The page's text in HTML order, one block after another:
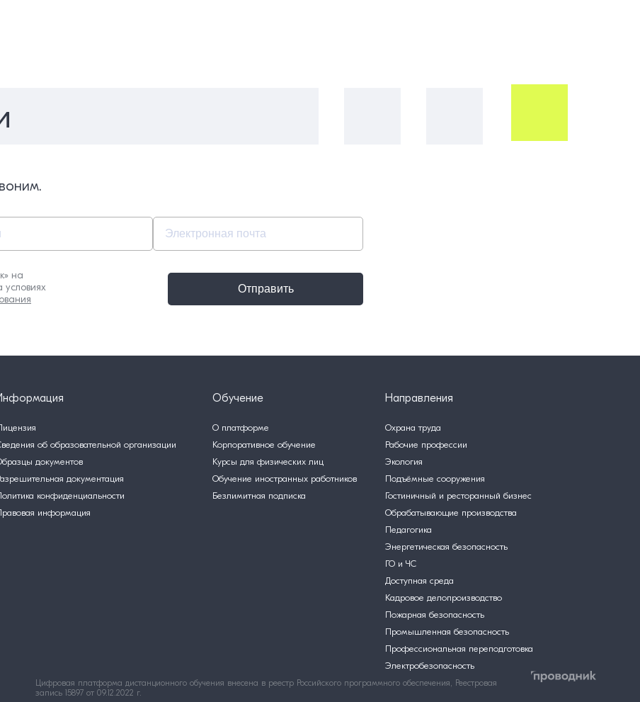
на
Отправить
об образовательной организации
документов
документация
конфиденциальности
информация
Обучение
О платформе
Корпоративное обучение
Курсы для физических лиц
Обучение иностранных работников
Безлимитная подписка
Направления
Охрана труда
Рабочие профессии
Экология
Подъёмные сооружения
Гостиничный и ресторанный бизнес
Обрабатывающие производства
Педагогика
Энергетическая безопасность
ГО и ЧС
Доступная среда
Кадровое делопроизводство
Пожарная безопасность
Промышленная безопасность
Профессиональная переподготовка
Электробезопасность
Цифровая платформа дистанционного обучения внесена в реестр Российского программного обеспечения, Реестровая
запись 15897 от 09.12.2022 г.